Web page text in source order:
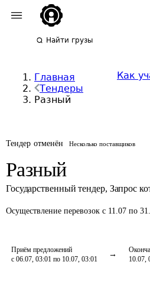
Найти грузы
Главная
Тендеры
Разный
Как
Тендер отменён Несколько поставщиков
Разный
Государственный тендер, Запрос
Осуществление перевозок с 11.07 по
Приём предложений
с 06.07, 03:01 по 10.07, 03:01
10.07,